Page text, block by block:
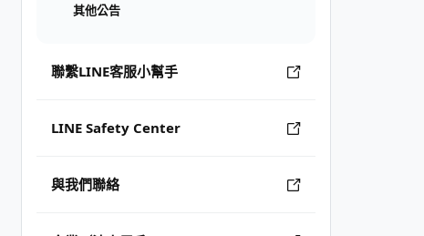
其他公告
聯繫LINE客服小幫手
LINE Safety Center
與我們聯絡